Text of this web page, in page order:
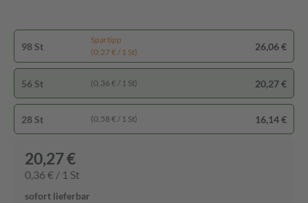
98 St
Spartipp
(0,27 € / 1 St)
26,06 €
56 St (0,36 € / 1 St) 20,27 €
28 St (0,58 € / 1 St) 16,14 €
20,27 €
0,36 € / 1 St
sofort lieferbar